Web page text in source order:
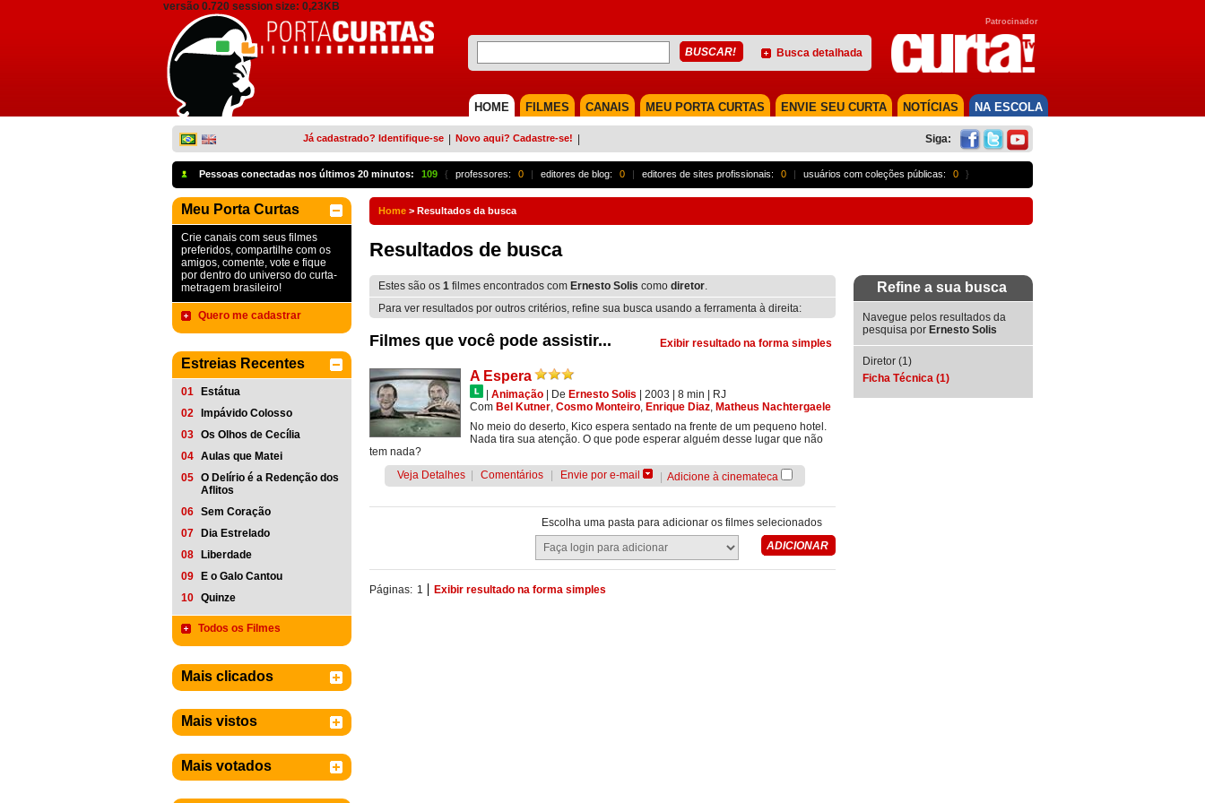
versão 0.720 session size: 0,23KB
Busca detalhada
Patrocinador
NA ESCOLA
NOTÍCIAS
ENVIE SEU CURTA
MEU PORTA CURTAS
CANAIS
FILMES
HOME
Siga:
Já cadastrado? Identifique-se Novo aqui? Cadastre-se!
Pessoas conectadas nos últimos 20 minutos: 109 { professores: 0 | editores de blog: 0 | editores de sites profissionais: 0 | usuários com coleções públicas: 0 }
Meu Porta Curtas
Crie canais com seus filmes
preferidos, compartilhe com os
amigos, comente, vote e fique
por dentro do universo do curta-
metragem brasileiro!
Quero me cadastrar
Estreias Recentes
01
Estátua
02
Impávido Colosso
03 Os Olhos de Cecília
04 Aulas que Matei
05 O Delírio é a Redenção dos
Aflitos
06 Sem Coração
07
Dia Estrelado
08
Liberdade
09
E o Galo Cantou
10 Quinze
Todos os Filmes
Mais clicados
Mais vistos
Mais votados
Home > Resultados da busca
Resultados de busca
Estes são os 1 filmes encontrados com Ernesto Solis como diretor.
Para ver resultados por outros critérios, refine sua busca usando a ferramenta à direita:
Exibir resultado na forma simples
Filmes que você pode assistir...
A Espera
Animação De Ernesto Solis | 2003 | 8 min
RJ
Com Bel Kutner, Cosmo Monteiro, Enrique Diaz, Matheus Nachtergaele
No meio do deserto, Kico espera sentado na frente de um pequeno hotel.
Nada tira sua atenção. O que pode esperar alguém desse lugar que não
tem nada?
Veja Detalhes
Comentários Envie por e-mail Adicione à cinemateca
Escolha uma pasta para adicionar os filmes selecionados
Páginas: 1 Exibir resultado na forma simples
Refine a sua busca
Navegue pelos resultados da
pesquisa por Ernesto Solis
Diretor (1)
Ficha Técnica (1)